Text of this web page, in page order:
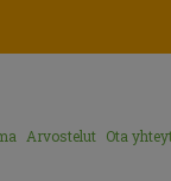
Arvostelut Ota